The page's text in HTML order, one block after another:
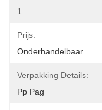
1
Prijs:
Onderhandelbaar
Verpakking Details:
Pp Pag